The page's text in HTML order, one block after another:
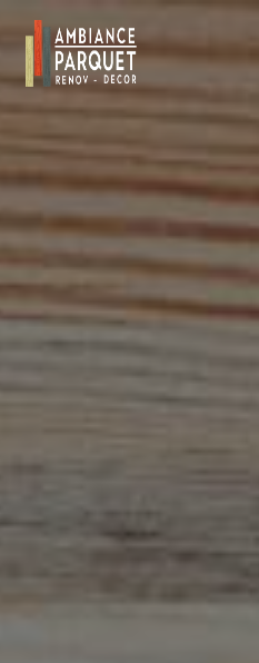
Panneau de gestion des cookies